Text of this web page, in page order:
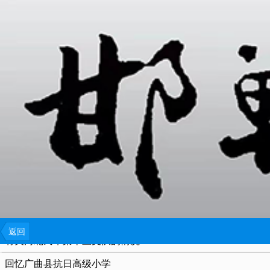
返回
难忘的历程
发动群众抗日救国 闯险境与匪首谈判
王占元晚年轶事
直隶省立第七师范学校校史
有关河北民军第十三支队的情况
回忆广曲县抗日高级小学